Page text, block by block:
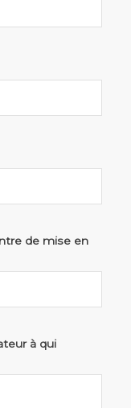
de mise en
à qui